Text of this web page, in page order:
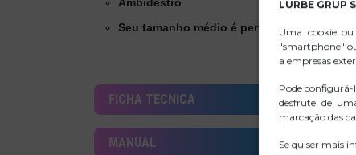
Seu tamanho médio é perfeito tanto para
FICHA TECNICA
MANUAL
LURBE GRUP
Uma cookie
"smartphone"
a empresas
Pode configurá-
desfrute de
marcação das
Se quiser mais